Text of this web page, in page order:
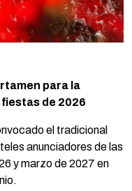
para la
de 2026
el tradicional
anunciadores de las
y marzo de 2027 en